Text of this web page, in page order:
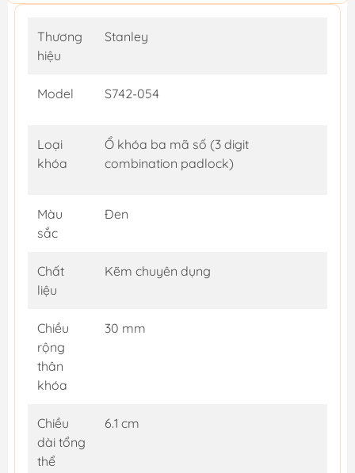
Thương
hiệu
Stanley
Model S742-054
Loại
khóa
Ổ khóa ba mã số (3 digit
combination padlock)
Màu
sắc
Đen
Chất
liệu
Kẽm chuyên dụng
Chiều
rộng
thân
khóa
30 mm
Chiều
dài tổng
thể
6.1 cm